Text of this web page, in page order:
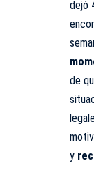
dejó
de
y